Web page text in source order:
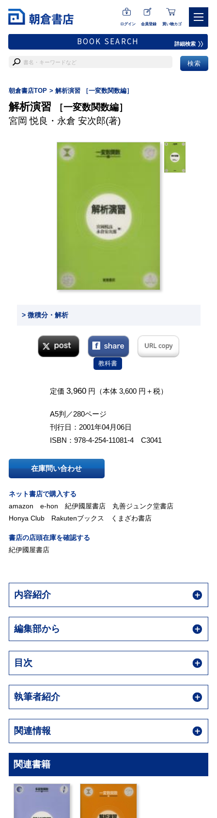
ログイン 会員登録 買い物カゴ
BOOK SEARCH 詳細検索
朝倉書店TOP 解析演習 ［一変数関数編］
解析演習
［一変数関数編］
宮岡 悦良 ・ 永倉 安次郎(著)
> 微積分・解析
教科書
定価 3,960円（本体 3,600 円＋税）
A5判／280ページ
刊行日：2001年04月06日
ISBN：978-4-254-11081-4 C3041
在庫問い合わせ
ネット書店で購入する
amazon
e-hon 紀伊國屋書店
丸善ジュンク堂書店
Honya Club
Rakutenブックス くまざわ書店
書店の店頭在庫を確認する
紀伊國屋書店
内容紹介
編集部から
目次
執筆者紹介
関連情報
関連書籍